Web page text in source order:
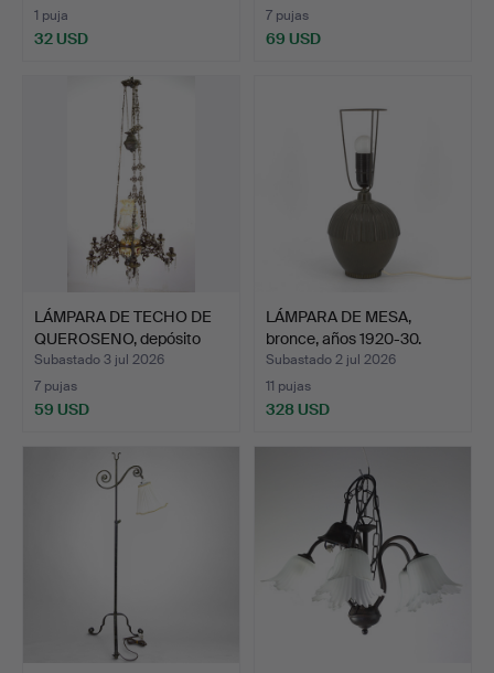
1 puja
32 USD
7 pujas
69 USD
LÁMPARA DE TECHO DE
QUEROSENO, depósito
en…
Subastado 3 jul 2026
7 pujas
59 USD
LÁMPARA DE MESA,
bronce, años 1920-30.
Subastado 2 jul 2026
11 pujas
328 USD